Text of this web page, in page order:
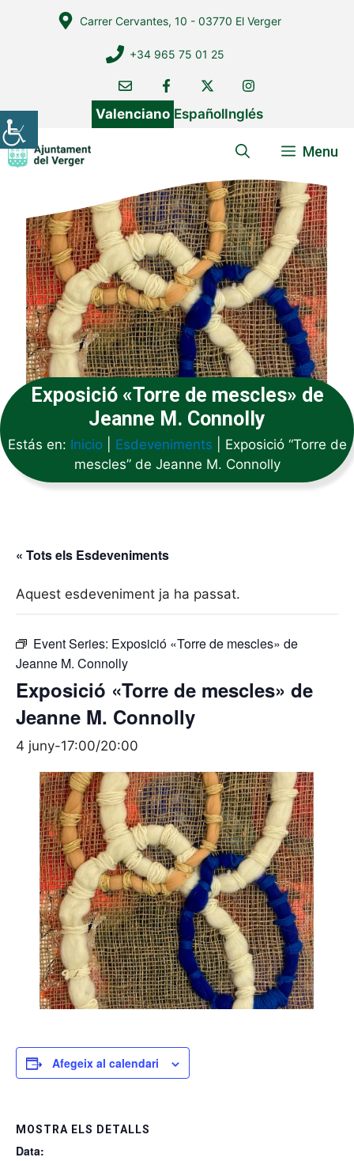
Carrer Cervantes, 10 - 03770 El Verger
+34 965 75 01 25
Valenciano EspañolInglés
Menu
Exposició «Torre de mescles» de
Jeanne M. Connolly
Estás en: Inicio| Esdeveniments
Exposició “Torre de
mescles” de Jeanne M. Connolly
« Tots els Esdeveniments
Aquest esdeveniment ja ha passat.
Event Series: Exposició «Torre de mescles» de
Jeanne M. Connolly
Exposició «Torre de mescles» de
Jeanne M. Connolly
4 juny-17:00/20:00
Afegeix al calendari
MOSTRA ELS DETALLS
Data: